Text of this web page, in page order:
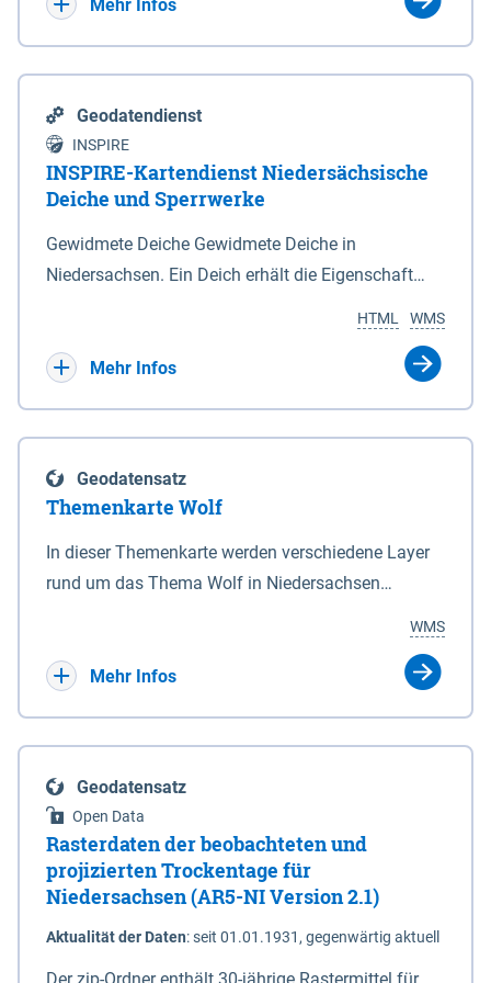
Mehr Infos
Geodatendienst
INSPIRE
INSPIRE-Kartendienst Niedersächsische
Deiche und Sperrwerke
Gewidmete Deiche Gewidmete Deiche in
Niedersachsen. Ein Deich erhält die Eigenschaft
Deichbehörde durch Verordnung ausspricht. Für
enthalten. Sperrwerke Sperrwerke sind Bauwerke
mit Sperrvorrichtungen in Tidegewässern, die dem
Schutz eines Gebietes vor erhöhten Tiden, vor allem
vor Sturmfluten, zu dienen bestimmt sind (§2 Abs.3
Eigenschaft eines Sperrwerkes durch Widmung, die
die Deichbehörde durch Verordnung ausspricht.
WMS
HTML
Mehr Infos
Geodatensatz
Themenkarte Wolf
In dieser Themenkarte werden verschiedene Layer
rund um das Thema Wolf in Niedersachsen
sowie Status der bestehenden Wolfsterritorien im
laufenden Monitoringjahr.
WMS
Mehr Infos
Geodatensatz
Open Data
Rasterdaten der beobachteten und
projizierten Trockentage für
Niedersachsen (AR5-NI Version 2.1)
Aktualität der Daten:seit 01.01.1931, gegenwärtig aktuell